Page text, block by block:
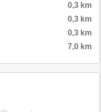
0,3 km
0,3 km
0,3 km
7,0 km